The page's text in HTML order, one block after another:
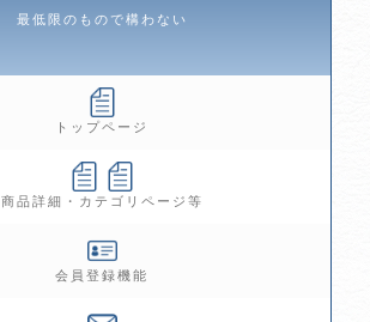
最低限のもので構わない
トップページ
商品詳細・カテゴリページ等
会員登録機能